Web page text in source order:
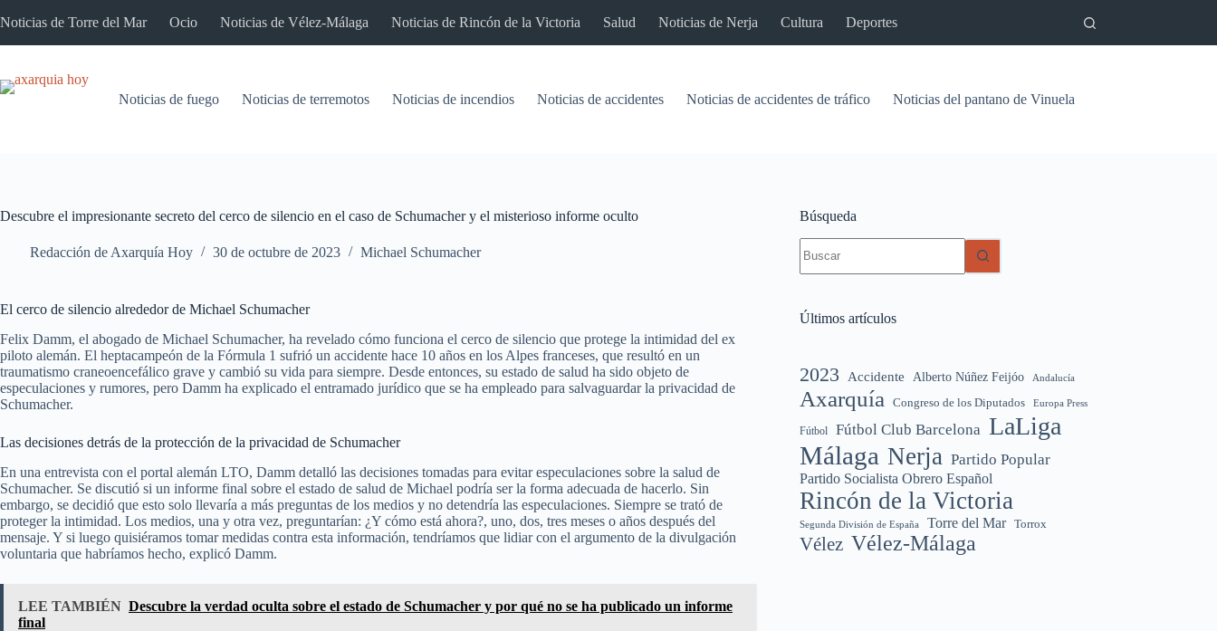
al
Noticias de Torre del Mar Ocio Noticias de Vélez-Málaga Noticias de Rincón de la Victoria Salud Noticias de Nerja Cultura Deportes
Noticias de fuego Noticias de terremotos Noticias de incendios Noticias de accidentes Noticias de accidentes de tráfico Noticias del pantano de Vinuela
Descubre el impresionante secreto del cerco de silencio en el caso de Schumacher y el misterioso informe oculto
Redacción de Axarquía Hoy 30 de octubre de 2023 Michael Schumacher
El cerco de silencio alrededor de Michael Schumacher
Felix Damm, el abogado de Michael Schumacher, ha revelado cómo funciona el cerco de silencio que protege la intimidad del ex
piloto alemán. El heptacampeón de la Fórmula 1 sufrió un accidente hace 10 años en los Alpes franceses, que resultó en un
traumatismo craneoencefálico grave y cambió su vida para siempre. Desde entonces, su estado de salud ha sido objeto de
especulaciones y rumores, pero Damm ha explicado el entramado jurídico que se ha empleado para salvaguardar la privacidad de
Schumacher.
Las decisiones detrás de la protección de la privacidad de Schumacher
En una entrevista con el portal alemán LTO, Damm detalló las decisiones tomadas para evitar especulaciones sobre la salud de
Schumacher. Se discutió si un informe final sobre el estado de salud de Michael podría ser la forma adecuada de hacerlo. Sin
embargo, se decidió que esto solo llevaría a más preguntas de los medios y no detendría las especulaciones. Siempre se trató de
proteger la intimidad. Los medios, una y otra vez, preguntarían: ¿Y cómo está ahora?, uno, dos, tres meses o años después del
mensaje. Y si luego quisiéramos tomar medidas contra esta información, tendríamos que lidiar con el argumento de la divulgación
voluntaria que habríamos hecho, explicó Damm.
LEE TAMBIÉN Descubre la verdad oculta sobre el estado de Schumacher y por qué no se ha publicado un informe
final
Búsqueda
resultados
Últimos artículos
2023 Accidente Alberto Núñez Feijóo Andalucía
Axarquía Congreso de los Diputados Europa Press
Fútbol Fútbol Club Barcelona LaLiga
Málaga Nerja Partido Popular
Partido Socialista Obrero Español
Rincón de la Victoria
Segunda División de España Torre del Mar Torrox
Vélez Vélez-Málaga